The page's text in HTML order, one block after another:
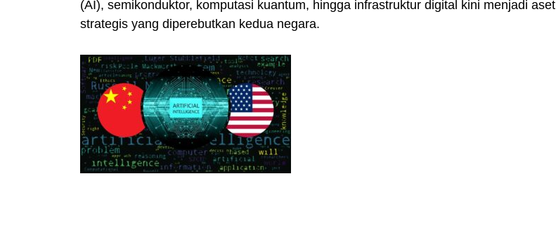
(AI), semikonduktor, komputasi kuantum, hingga infrastruktur digital kini menjadi aset
strategis yang diperebutkan kedua negara.